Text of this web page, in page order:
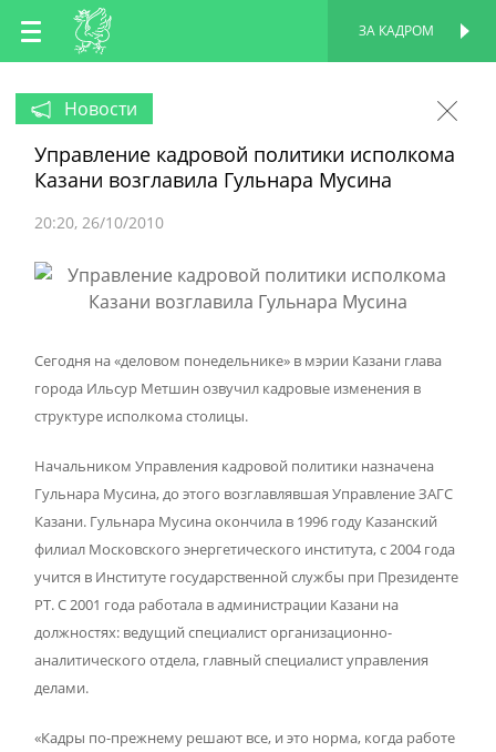
RU
EN
ЗА КАДРОМ
Новости
Управление кадровой политики исполкома
Казани возглавила Гульнара Мусина
20:20 26/10/2010
Сегодня на «деловом понедельнике» в мэрии Казани глава
города Ильсур Метшин озвучил кадровые изменения в
структуре исполкома столицы.
Начальником Управления кадровой политики назначена
Гульнара Мусина, до этого возглавлявшая Управление ЗАГС
Казани. Гульнара Мусина окончила в 1996 году Казанский
филиал Московского энергетического института, с 2004 года
учится в Институте государственной службы при Президенте
РТ. С 2001 года работала в администрации Казани на
должностях: ведущий специалист организационно-
аналитического отдела, главный специалист управления
делами.
«Кадры по-прежнему решают все, и это норма, когда работе
ПЕРСОНАЛЬНАЯ